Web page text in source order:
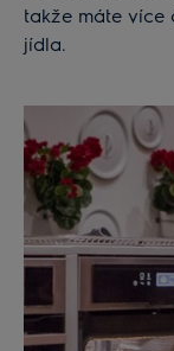
takže máte více
jídla.